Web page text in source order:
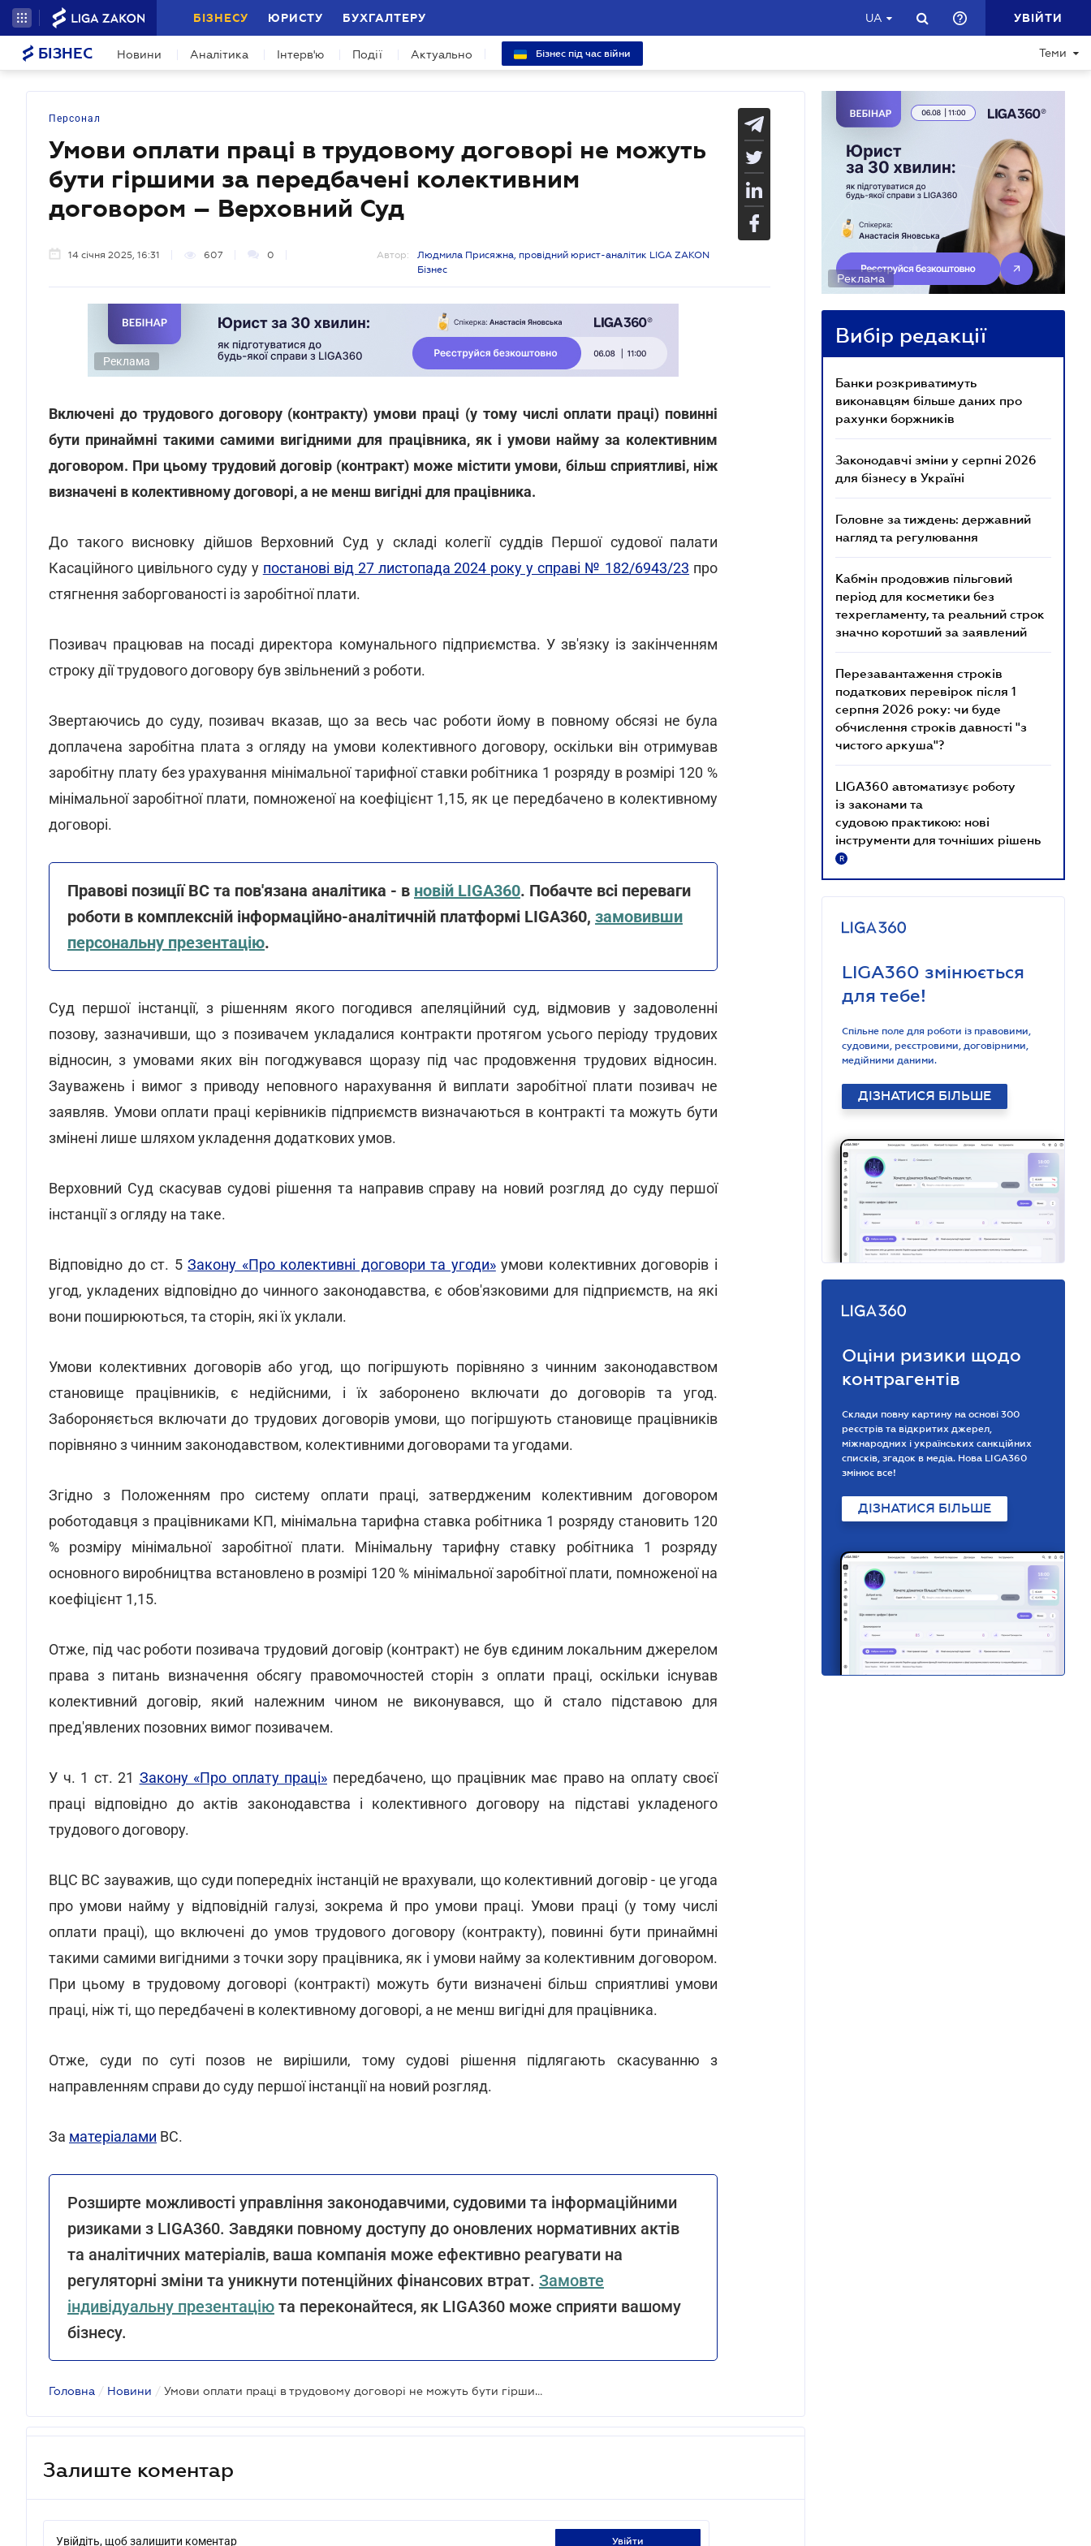
БІЗНЕСУ ЮРИСТУ БУХГАЛТЕРУ UA УВІЙТИ
БІЗНЕС Новини Аналітика Інтерв'ю Події Актуально Бізнес під час війни Теми
Персонал
Умови оплати праці в трудовому договорі не можуть
бути гіршими за передбачені колективним
договором – Верховний Суд
14 січня 2025, 16:31 607 0 Автор:
Людмила Присяжна, провідний юрист-аналітик LIGA ZAKON
Бізнес
Реклама
Включені до трудового договору (контракту) умови праці (у тому числі оплати праці) повинні
бути принаймні такими самими вигідними для працівника, як і умови найму за колективним
договором. При цьому трудовий договір (контракт) може містити умови, більш сприятливі, ніж
визначені в колективному договорі, а не менш вигідні для працівника.
До такого висновку дійшов Верховний Суд у складі колегії суддів Першої судової палати
Касаційного цивільного суду у постанові від 27 листопада 2024 року у справі № 182/6943/23 про
стягнення заборгованості із заробітної плати.
Позивач працював на посаді директора комунального підприємства. У зв'язку із закінченням
строку дії трудового договору був звільнений з роботи.
Звертаючись до суду, позивач вказав, що за весь час роботи йому в повному обсязі не була
доплачена заробітна плата з огляду на умови колективного договору, оскільки він отримував
заробітну плату без урахування мінімальної тарифної ставки робітника 1 розряду в розмірі 120 %
мінімальної заробітної плати, помноженої на коефіцієнт 1,15, як це передбачено в колективному
договорі.
Правові позиції ВС та пов'язана аналітика - в новій LIGA360. Побачте всі переваги
роботи в комплексній інформаційно-аналітичній платформі LIGA360, замовивши
персональну презентацію.
Суд першої інстанції, з рішенням якого погодився апеляційний суд, відмовив у задоволенні
позову, зазначивши, що з позивачем укладалися контракти протягом усього періоду трудових
відносин, з умовами яких він погоджувався щоразу під час продовження трудових відносин.
Зауважень і вимог з приводу неповного нарахування й виплати заробітної плати позивач не
заявляв. Умови оплати праці керівників підприємств визначаються в контракті та можуть бути
змінені лише шляхом укладення додаткових умов.
Верховний Суд скасував судові рішення та направив справу на новий розгляд до суду першої
інстанції з огляду на таке.
Відповідно до ст. 5Закону «Про колективні договори та угоди»умови колективних договорів і
угод, укладених відповідно до чинного законодавства, є обов'язковими для підприємств, на які
вони поширюються, та сторін, які їх уклали.
Умови колективних договорів або угод, що погіршують порівняно з чинним законодавством
становище працівників, є недійсними, і їх заборонено включати до договорів та угод.
Забороняється включати до трудових договорів умови, що погіршують становище працівників
порівняно з чинним законодавством, колективними договорами та угодами.
Згідно з Положенням про систему оплати праці, затвердженим колективним договором
роботодавця з працівниками КП, мінімальна тарифна ставка робітника 1 розряду становить 120
% розміру мінімальної заробітної плати. Мінімальну тарифну ставку робітника 1 розряду
основного виробництва встановлено в розмірі 120 % мінімальної заробітної плати, помноженої на
коефіцієнт 1,15.
Отже, під час роботи позивача трудовий договір (контракт) не був єдиним локальним джерелом
права з питань визначення обсягу правомочностей сторін з оплати праці, оскільки існував
колективний договір, який належним чином не виконувався, що й стало підставою для
пред'явлених позовних вимог позивачем.
У ч. 1 ст. 21 Закону «Про оплату праці» передбачено, що працівник має право на оплату своєї
праці відповідно до актів законодавства і колективного договору на підставі укладеного
трудового договору.
ВЦС ВС зауважив, що суди попередніх інстанцій не врахували, що колективний договір - це угода
про умови найму у відповідній галузі, зокрема й про умови праці. Умови праці (у тому числі
оплати праці), що включені до умов трудового договору (контракту), повинні бути принаймні
такими самими вигідними з точки зору працівника, як і умови найму за колективним договором.
При цьому в трудовому договорі (контракті) можуть бути визначені більш сприятливі умови
праці, ніж ті, що передбачені в колективному договорі, а не менш вигідні для працівника.
Отже, суди по суті позов не вирішили, тому судові рішення підлягають скасуванню з
направленням справи до суду першої інстанції на новий розгляд.
За матеріалами ВС.
Розширте можливості управління законодавчими, судовими та інформаційними
ризиками з LIGA360. Завдяки повному доступу до оновлених нормативних актів
та аналітичних матеріалів, ваша компанія може ефективно реагувати на
регуляторні зміни та уникнути потенційних фінансових втрат. Замовте
індивідуальну презентацію та переконайтеся, як LIGA360 може сприяти вашому
бізнесу.
Головна / Новини / Умови оплати праці в трудовому договорі не можуть бути гіршими за передбачені колективним договором – Верховний Суд
Залиште коментар
Увійдіть, щоб залишити коментар увійти
Реклама
Вибір редакції
Банки розкриватимуть
виконавцям більше даних про
рахунки боржників
Законодавчі зміни у серпні 2026
для бізнесу в Україні
Головне за тиждень: державний
нагляд та регулювання
Кабмін продовжив пільговий
період для косметики без
техрегламенту, та реальний строк
значно коротший за заявлений
Перезавантаження строків
податкових перевірок після 1
серпня 2026 року: чи буде
обчислення строків давності "з
чистого аркуша"?
LIGA360 автоматизує роботу
із законами та
судовою практикою: нові
інструменти для точніших рішень
R
LIGA360 змінюється
для тебе!
Спільне поле для роботи із правовими,
судовими, реєстровими, договірними,
медійними даними.
ДІЗНАТИСЯ БІЛЬШЕ
Оціни ризики щодо
контрагентів
Склади повну картину на основі 300
реєстрів та відкритих джерел,
міжнародних і українських санкційних
списків, згадок в медіа. Нова LIGA360
змінює все!
ДІЗНАТИСЯ БІЛЬШЕ